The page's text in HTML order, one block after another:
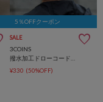
5％OFFクーポン
SALE
3COINS
¥330 (50%OFF)